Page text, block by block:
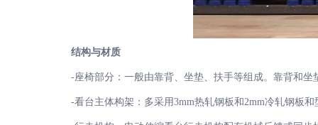
结构与材质
-座椅部分：一般由靠背、坐垫、扶手等组成。靠背和坐
-看台主体构架：多采用3mm热轧钢板和2mm冷轧钢板和